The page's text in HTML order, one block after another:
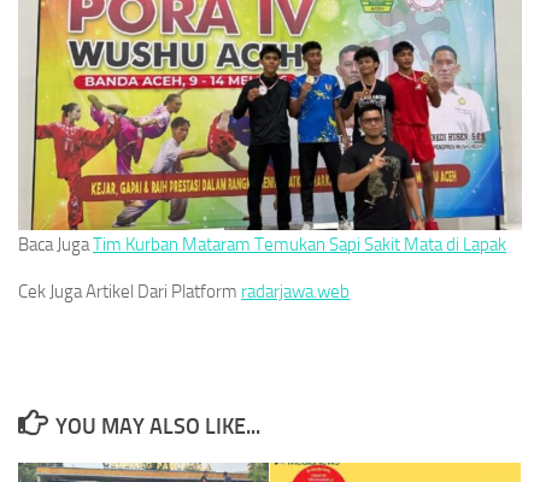
Baca JugaTim Kurban Mataram Temukan Sapi Sakit Mata di Lapak
Cek Juga Artikel Dari Platform radarjawa.web
YOU MAY ALSO LIKE...